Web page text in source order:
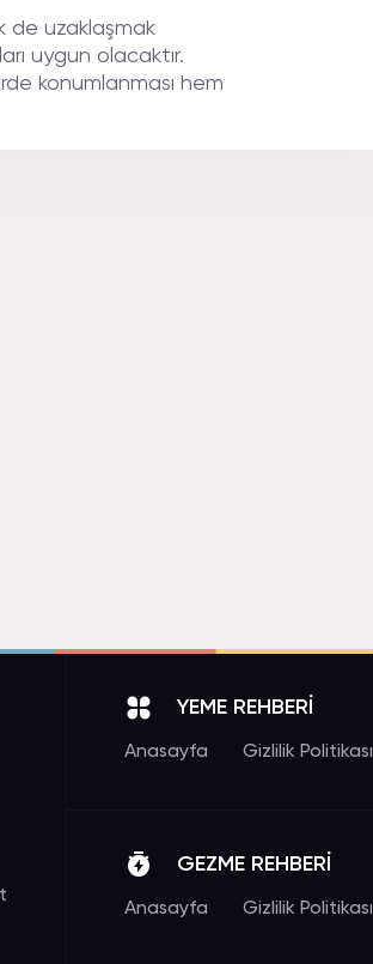
de uzaklaşmak
uygun olacaktır.
konumlanması hem
YEME REHBERİ
Anasayfa Gizlilik Politikası
GEZME REHBERİ
Anasayfa Gizlilik Politikası